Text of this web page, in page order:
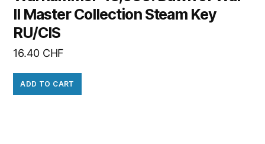
II Master Collection Steam Key
RU/CIS
16.40 CHF
ADD TO CART